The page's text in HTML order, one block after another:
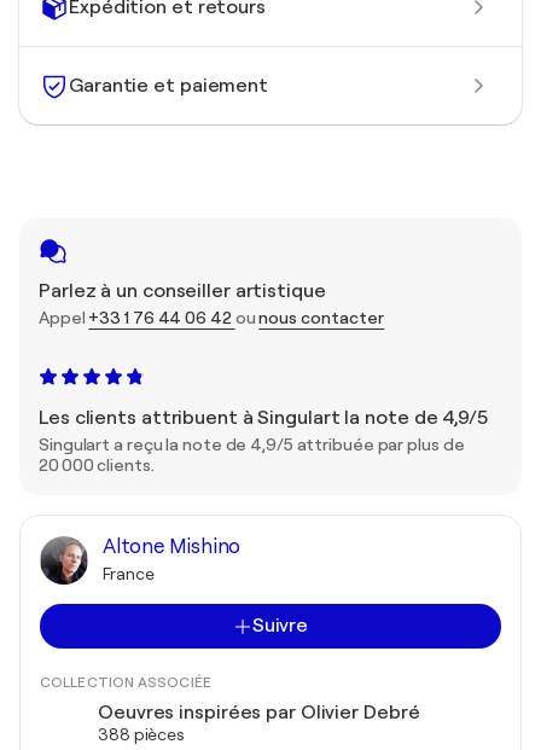
Expédition et retours
Garantie et paiement
Parlez à un conseiller artistique
Appel +33 1 76 44 06 42 ounous contacter
Les clients attribuent à Singulart la note de 4,9/5
Singulart a reçu la note de 4,9/5 attribuée par plus de
20 000 clients.
Altone Mishino
France
Suivre
COLLECTION ASSOCIÉE
Oeuvres inspirées par Olivier Debré
388 pièces